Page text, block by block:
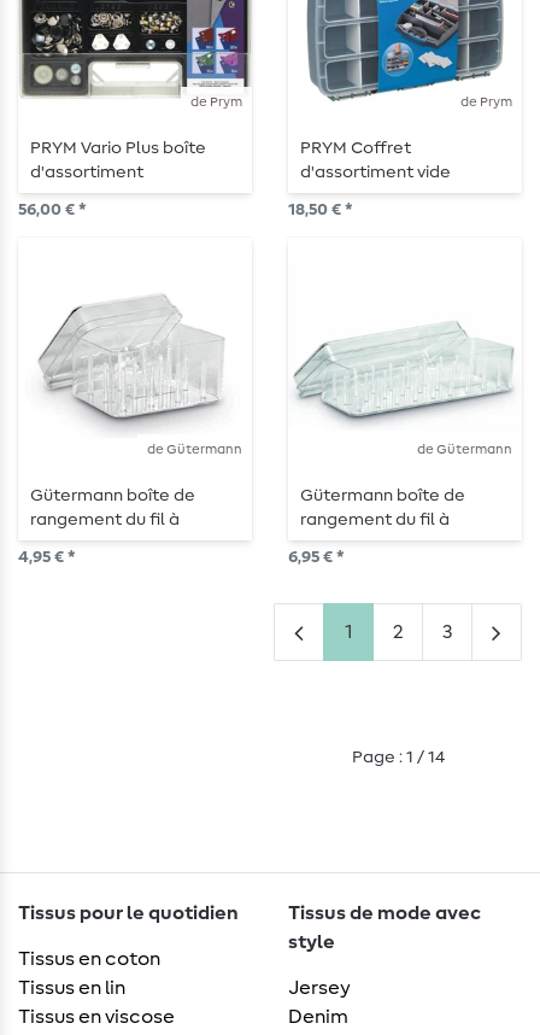
de Prym
PRYM Vario Plus boîte
d'assortiment
56,00 € *
de Prym
PRYM Coffret
d'assortiment vide
18,50 € *
de Gütermann
Gütermann boîte de
rangement du fil à
coudre pour 12 bobines
4,95 € *
de Gütermann
Gütermann boîte de
rangement du fil à
coudre pour 27 bobines
6,95 € *
1 2 3
Page : 1 / 14
Tissus pour le quotidien
Tissus en coton
Tissus en lin
Tissus en viscose
Tissus de mode avec
style
Jersey
Denim